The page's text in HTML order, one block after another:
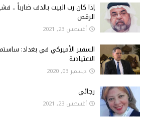
إذا كان رب البيت بالدف ضارباً ..
الرقص
أغسطس 23, 2021
السفير الأميركي في بغداد:
الاعتيادية
ديسمبر 03, 2020
رجائي
أغسطس 23, 2021